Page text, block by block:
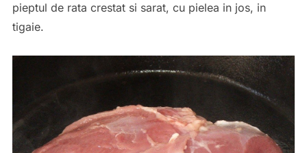
pieptul de rata crestat si sarat, cu pielea in jos, in
tigaie.